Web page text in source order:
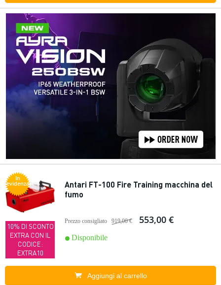
In
evidenza
10% DI SCONTO
EXTRA CON IL
CODICE:
EXTRA10
Antari FT-100 Fire Training macchina del
fumo
Prezzo consigliato 919,00 € 553,00 €
Disponibile
Aggiungi al carrello